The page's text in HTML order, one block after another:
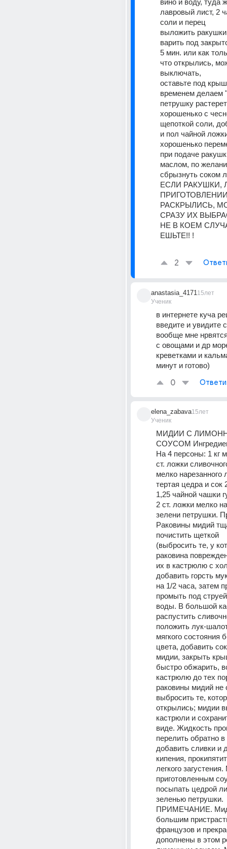
вино и воду, туда
лавровый лист, 2
соли и перец
выложить
варить под
5 мин. или как
что открылись,
выключать,
оставьте под
временем делаем
петрушку
хорошенько с
щепоткой соли,
и пол чайной
хорошенько
при подаче
маслом, по
сбрызнуть соком
ЕСЛИ РАКУШКИ,
РАСКРЫЛИСЬ,
СРАЗУ ИХ
НЕ В КОЕМ
ЕШЬТЕ!! !
2
anastasia_4171
Ученик
15лет
в интернете куча
введите и увидите
вообще мне
с овощами и др
креветками и
минут и готово)
0
elena_zabava
Ученик
15лет
МИДИИ С
СОУСОМ
На 4 персоны: 1 кг
ст. ложки
мелко нарезанного
тертая цедра и сок
1,25 чайной чашки
2 ст. ложки мелко
зелени петрушки.
Раковины мидий
почистить щеткой
(выбросить те, у
раковина
их в кастрюлю с
добавить горсть
на 1/2 часа, затем
промыть под
воды. В большой
распустить
положить лук-
мягкого состояния
цвета, добавить
мидии, закрыть
быстро обжарить,
кастрюлю до тех
раковины мидий не
выбросить те,
открылись; мидии
кастрюли и
виде. Жидкость
перелить обратно
добавить сливки и
кипения,
легкого
приготовленным
посыпать цедрой
зеленью петрушки.
ПРИМЕЧАНИЕ.
большим
французов и
дополнены в этом